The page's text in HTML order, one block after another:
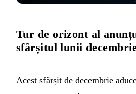
Tur de orizont al
sfârșitul lunii
Acest sfârșit de decembrie